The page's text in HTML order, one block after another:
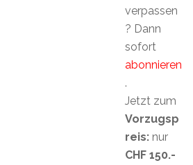
verpassen
? Dann
sofort
abonnieren
.
Jetzt zum
Vorzugsp
reis: nur
CHF 150.-